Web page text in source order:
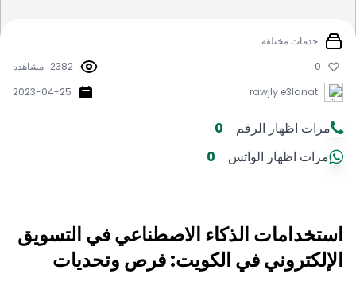
خدمات مختلفه
0
2382 مشاهده
rawjly e3lanat
2023-04-25
مرات اظهار الرقم
0
مرات اظهار الواتس
0
استخدامات الذكاء الاصطناعي في التسويق
الإلكتروني في الكويت: فرص وتحديات